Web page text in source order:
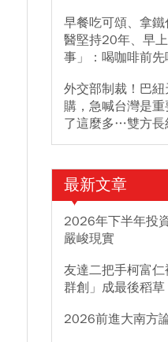
早餐吃可頌、拿
醫堅持20年、早
事」：喝咖啡前
外交部制裁！巴
購，急喊台灣是
了這麼多…雙方長
最新文章
2026年下半年投
嚴峻現實
友達二把手柯富
群創」成最後稻草
2026前進大南方